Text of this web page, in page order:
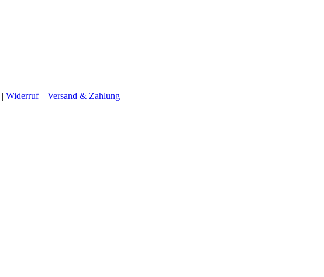
| Widerruf| Versand & Zahlung